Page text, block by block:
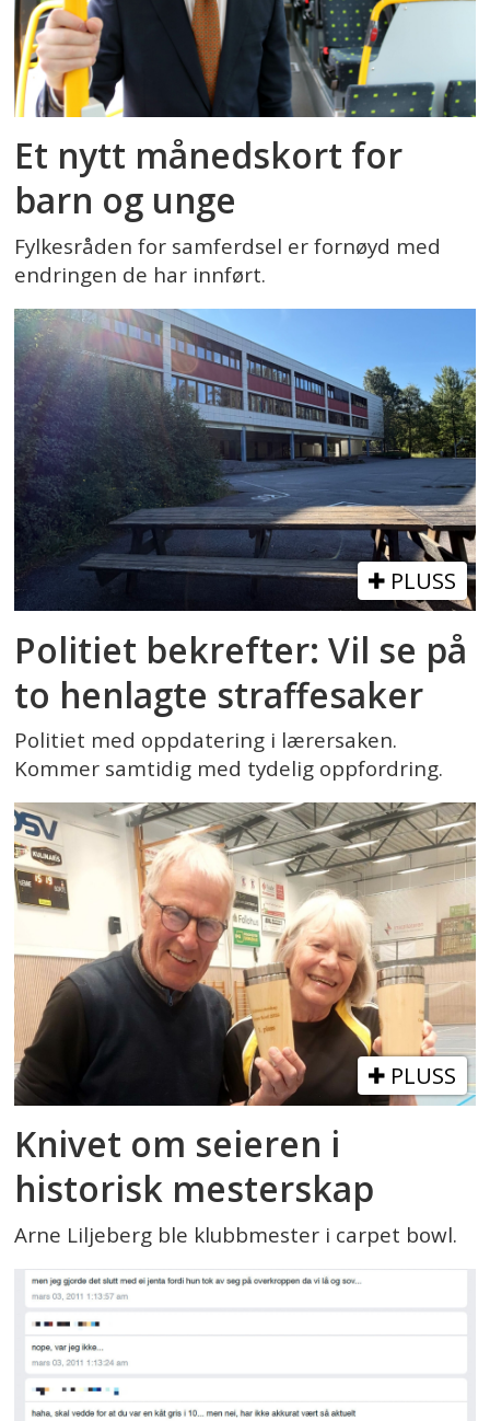
Et nytt månedskort for
barn og unge
Fylkesråden for samferdsel er fornøyd med
endringen de har innført.
PLUSS
Politiet bekrefter: Vil se på
to henlagte straffesaker
Politiet med oppdatering i lærersaken.
Kommer samtidig med tydelig oppfordring.
PLUSS
Knivet om seieren i
historisk mesterskap
Arne Liljeberg ble klubbmester i carpet bowl.